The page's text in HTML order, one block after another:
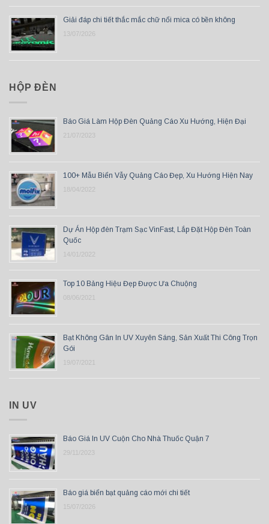
Giải đáp chi tiết thắc mắc chữ nổi mica có bền không
13/07/2026
HỘP ĐÈN
Báo Giá Làm Hộp Đèn Quảng Cáo Xu Hướng, Hiện Đại
21/07/2023
100+ Mẫu Biển Vẫy Quảng Cáo Đẹp, Xu Hướng Hiện Nay
18/04/2022
Dự Án Hộp đèn Trạm Sạc VinFast, Lắp Đặt Hộp Đèn Toàn
Quốc
14/01/2022
Top 10 Bảng Hiệu Đẹp Được Ưa Chuộng
08/06/2021
Bạt Không Gân In UV Xuyên Sáng, Sản Xuất Thi Công Trọn
Gói
19/07/2021
IN UV
Báo Giá In UV Cuộn Cho Nhà Thuốc Quận 7
29/11/2023
Báo giá biển bạt quảng cáo mới chi tiết
15/07/2026